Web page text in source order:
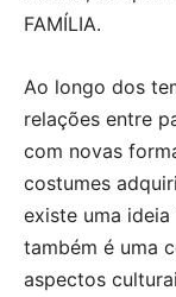
FAMÍLIA.
Ao longo dos
relações entre
com novas
costumes
existe uma ideia
também é uma
aspectos